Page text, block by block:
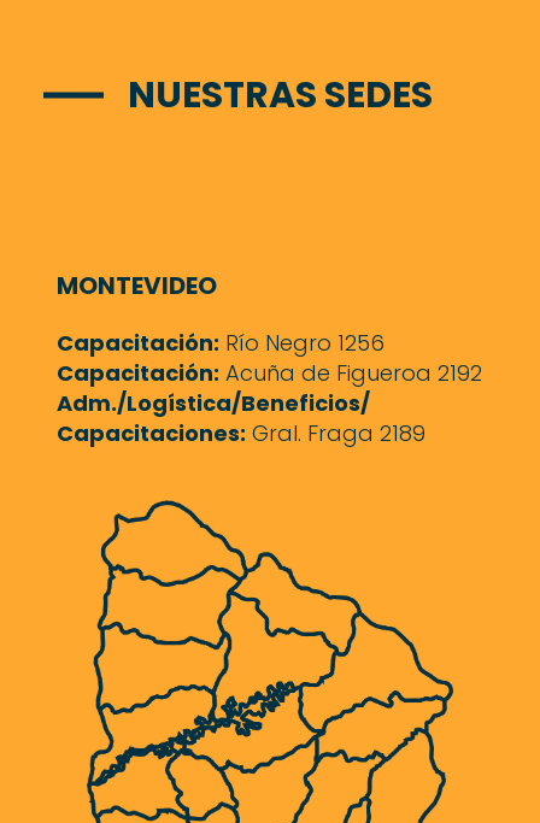
NUESTRAS SEDES
MONTEVIDEO
Capacitación: Río Negro 1256
Capacitación: Acuña de Figueroa 2192
Adm./Logística/Beneficios/
Capacitaciones: Gral. Fraga 2189